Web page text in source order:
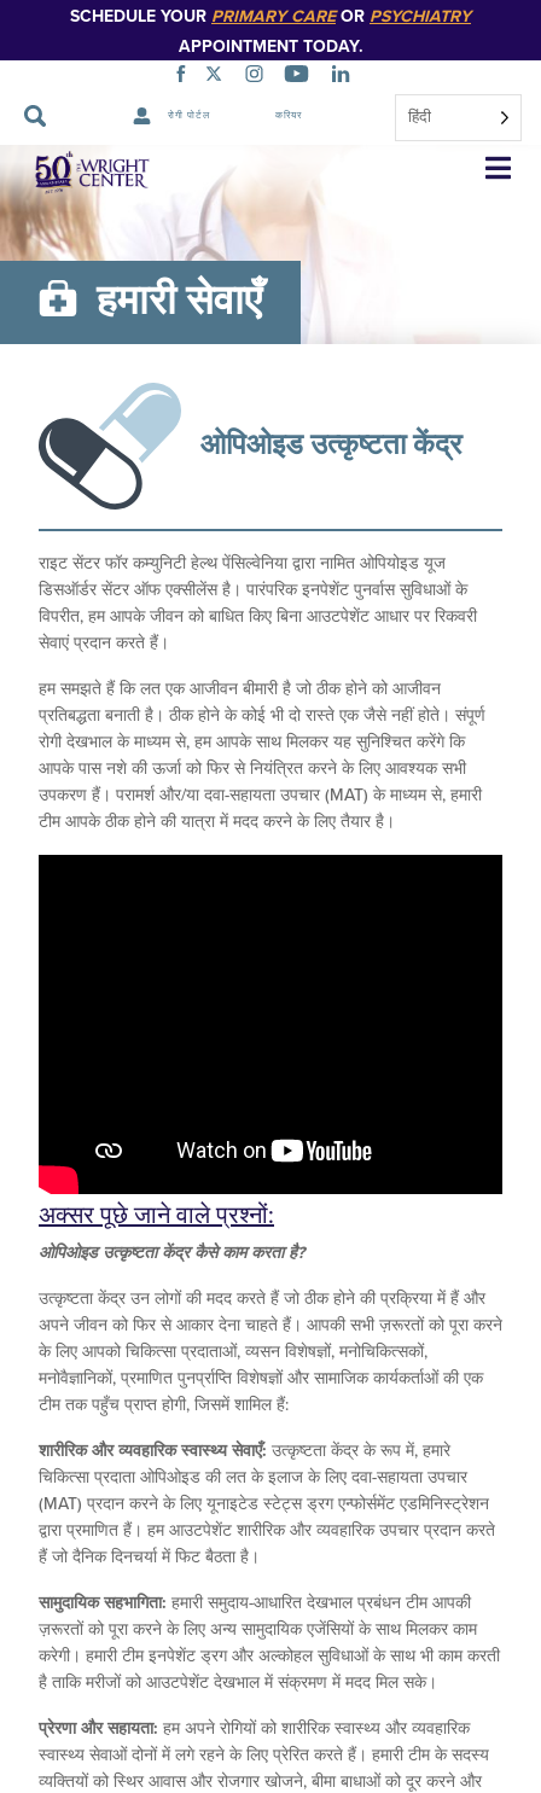
SCHEDULE YOUR PRIMARY CAREOR PSYCHIATRY
APPOINTMENT TODAY.
रोगी पोर्टल करियर हिंदी
नेविगेशन
छोड़ें
हमारी सेवाएँ
ओपिओइड उत्कृष्टता केंद्र
राइट सेंटर फॉर कम्युनिटी हेल्थ पेंसिल्वेनिया द्वारा नामित ओपियोइड यूज
डिसऑर्डर सेंटर ऑफ एक्सीलेंस है। पारंपरिक इनपेशेंट पुनर्वास सुविधाओं के
विपरीत, हम आपके जीवन को बाधित किए बिना आउटपेशेंट आधार पर रिकवरी
सेवाएं प्रदान करते हैं।
हम समझते हैं कि लत एक आजीवन बीमारी है जो ठीक होने को आजीवन
प्रतिबद्धता बनाती है। ठीक होने के कोई भी दो रास्ते एक जैसे नहीं होते। संपूर्ण
रोगी देखभाल के माध्यम से, हम आपके साथ मिलकर यह सुनिश्चित करेंगे कि
आपके पास नशे की ऊर्जा को फिर से नियंत्रित करने के लिए आवश्यक सभी
उपकरण हैं। परामर्श और/या दवा-सहायता उपचार (MAT) के माध्यम से, हमारी
टीम आपके ठीक होने की यात्रा में मदद करने के लिए तैयार है।
अक्सर पूछे जाने वाले प्रश्नों:
ओपिओइड उत्कृष्टता केंद्र कैसे काम करता है?
उत्कृष्टता केंद्र उन लोगों की मदद करते हैं जो ठीक होने की प्रक्रिया में हैं और
अपने जीवन को फिर से आकार देना चाहते हैं। आपकी सभी ज़रूरतों को पूरा करने
के लिए आपको चिकित्सा प्रदाताओं, व्यसन विशेषज्ञों, मनोचिकित्सकों,
मनोवैज्ञानिकों, प्रमाणित पुनर्प्राप्ति विशेषज्ञों और सामाजिक कार्यकर्ताओं की एक
टीम तक पहुँच प्राप्त होगी, जिसमें शामिल हैं:
शारीरिक और व्यवहारिक स्वास्थ्य सेवाएँ: उत्कृष्टता केंद्र के रूप में, हमारे
चिकित्सा प्रदाता ओपिओइड की लत के इलाज के लिए दवा-सहायता उपचार
(MAT) प्रदान करने के लिए यूनाइटेड स्टेट्स ड्रग एन्फोर्समेंट एडमिनिस्ट्रेशन
द्वारा प्रमाणित हैं। हम आउटपेशेंट शारीरिक और व्यवहारिक उपचार प्रदान करते
हैं जो दैनिक दिनचर्या में फिट बैठता है।
सामुदायिक सहभागिता: हमारी समुदाय-आधारित देखभाल प्रबंधन टीम आपकी
ज़रूरतों को पूरा करने के लिए अन्य सामुदायिक एजेंसियों के साथ मिलकर काम
करेगी। हमारी टीम इनपेशेंट ड्रग और अल्कोहल सुविधाओं के साथ भी काम करती
है ताकि मरीजों को आउटपेशेंट देखभाल में संक्रमण में मदद मिल सके।
प्रेरणा और सहायता: हम अपने रोगियों को शारीरिक स्वास्थ्य और व्यवहारिक
स्वास्थ्य सेवाओं दोनों में लगे रहने के लिए प्रेरित करते हैं। हमारी टीम के सदस्य
व्यक्तियों को स्थिर आवास और रोजगार खोजने, बीमा बाधाओं को दूर करने और